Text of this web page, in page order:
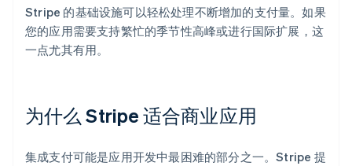
Stripe 的基础设施可以轻松处理不断增加的支付量。如果
您的应用需要支持繁忙的季节性高峰或进行国际扩展，这
一点尤其有用。
为什么 Stripe 适合商业应用
集成支付可能是应用开发中最困难的部分之一。Stripe 提